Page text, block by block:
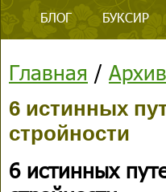
БЛОГ БУКСИР
Главная /
6 истинных
стройности
6 истинных